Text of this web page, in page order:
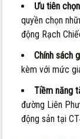
Ưu tiên
quyền chọn
động Rạch
Chính sách
kèm với mức
Tiềm năng
đường Liên
động sản tại